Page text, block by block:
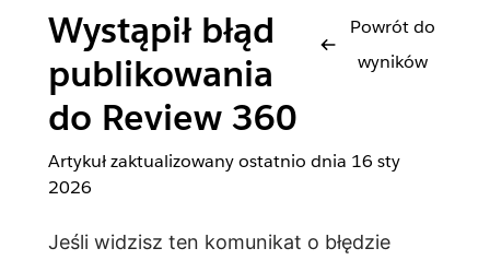
Wystąpił błąd
publikowania
do Review 360
Powrót do
wyników
Artykuł zaktualizowany ostatnio dnia 16 sty
2026
Jeśli widzisz ten komunikat o błędzie